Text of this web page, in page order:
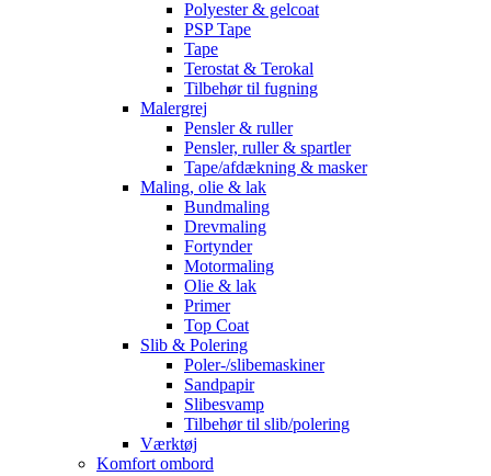
Polyester & gelcoat
PSP Tape
Tape
Terostat & Terokal
Tilbehør til fugning
Malergrej
Pensler & ruller
Pensler, ruller & spartler
Tape/afdækning & masker
Maling, olie & lak
Bundmaling
Drevmaling
Fortynder
Motormaling
Olie & lak
Primer
Top Coat
Slib & Polering
Poler-/slibemaskiner
Sandpapir
Slibesvamp
Tilbehør til slib/polering
Værktøj
Komfort ombord